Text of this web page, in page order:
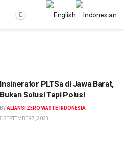
Insinerator PLTSa di Jawa Barat,
Bukan Solusi Tapi Polusi
BYALIANSI ZERO WASTE INDONESIA
SEPTEMBER 7, 2023